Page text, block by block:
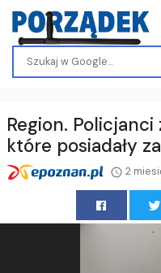
Region.
które posiadały
2